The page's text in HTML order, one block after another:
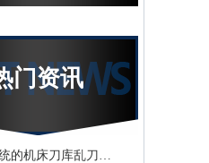
门资讯
的机床刀库乱刀，